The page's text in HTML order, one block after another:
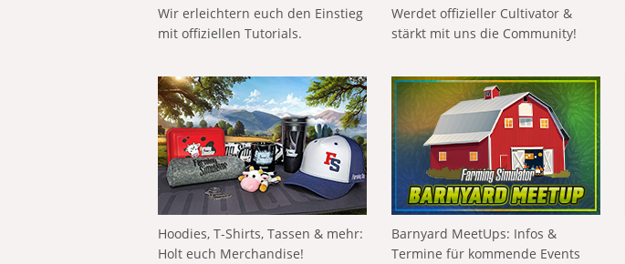
Wir erleichtern euch den Einstieg
mit offiziellen Tutorials.
Werdet offizieller Cultivator &
stärkt mit uns die Community!
Hoodies, T-Shirts, Tassen & mehr:
Holt euch Merchandise!
Barnyard MeetUps: Infos &
Termine für kommende Events